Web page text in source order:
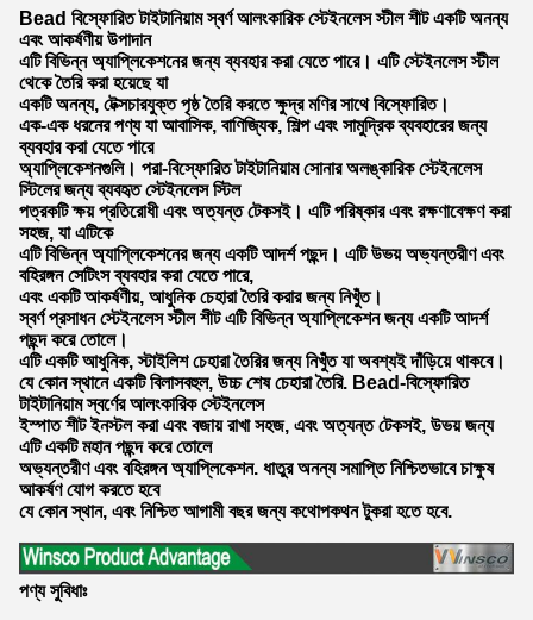
Bead বিস্ফোরিত টাইটানিয়াম স্বর্ণ আলংকারিক স্টেইনলেস স্টীল শীট একটি অনন্য
এবং আকর্ষণীয় উপাদান
এটি বিভিন্ন অ্যাপ্লিকেশনের জন্য ব্যবহার করা যেতে পারে। এটি স্টেইনলেস স্টীল
থেকে তৈরি করা হয়েছে যা
একটি অনন্য, টেক্সচারযুক্ত পৃষ্ঠ তৈরি করতে ক্ষুদ্র মণির সাথে বিস্ফোরিত।
এক-এক ধরনের পণ্য যা আবাসিক, বাণিজ্যিক, শিল্প এবং সামুদ্রিক ব্যবহারের জন্য
ব্যবহার করা যেতে পারে
অ্যাপ্লিকেশনগুলি। পরা-বিস্ফোরিত টাইটানিয়াম সোনার অলঙ্কারিক স্টেইনলেস
স্টিলের জন্য ব্যবহৃত স্টেইনলেস স্টিল
পত্রকটি ক্ষয় প্রতিরোধী এবং অত্যন্ত টেকসই। এটি পরিষ্কার এবং রক্ষণাবেক্ষণ করা
সহজ, যা এটিকে
এটি বিভিন্ন অ্যাপ্লিকেশনের জন্য একটি আদর্শ পছন্দ। এটি উভয় অভ্যন্তরীণ এবং
বহিরঙ্গন সেটিংস ব্যবহার করা যেতে পারে,
এবং একটি আকর্ষণীয়, আধুনিক চেহারা তৈরি করার জন্য নিখুঁত।
স্বর্ণ প্রসাধন স্টেইনলেস স্টীল শীট এটি বিভিন্ন অ্যাপ্লিকেশন জন্য একটি আদর্শ
পছন্দ করে তোলে।
এটি একটি আধুনিক, স্টাইলিশ চেহারা তৈরির জন্য নিখুঁত যা অবশ্যই দাঁড়িয়ে থাকবে।
যে কোন স্থানে একটি বিলাসবহুল, উচ্চ শেষ চেহারা তৈরি. Bead-বিস্ফোরিত
টাইটানিয়াম স্বর্ণের আলংকারিক স্টেইনলেস
ইস্পাত শীট ইনস্টল করা এবং বজায় রাখা সহজ, এবং অত্যন্ত টেকসই, উভয় জন্য
এটি একটি মহান পছন্দ করে তোলে
অভ্যন্তরীণ এবং বহিরঙ্গন অ্যাপ্লিকেশন. ধাতুর অনন্য সমাপ্তি নিশ্চিতভাবে চাক্ষুষ
আকর্ষণ যোগ করতে হবে
যে কোন স্থান, এবং নিশ্চিত আগামী বছর জন্য কথোপকথন টুকরা হতে হবে.
পণ্য সুবিধাঃ